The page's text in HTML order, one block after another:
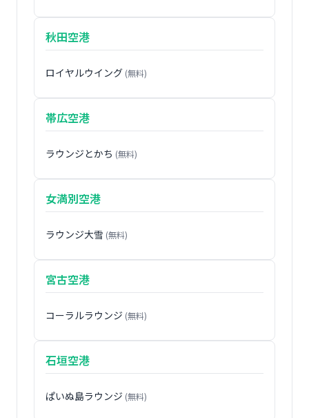
秋田空港
ロイヤルウイング (無料)
帯広空港
ラウンジとかち (無料)
女満別空港
ラウンジ大雪 (無料)
宮古空港
コーラルラウンジ (無料)
石垣空港
ぱいぬ島ラウンジ (無料)